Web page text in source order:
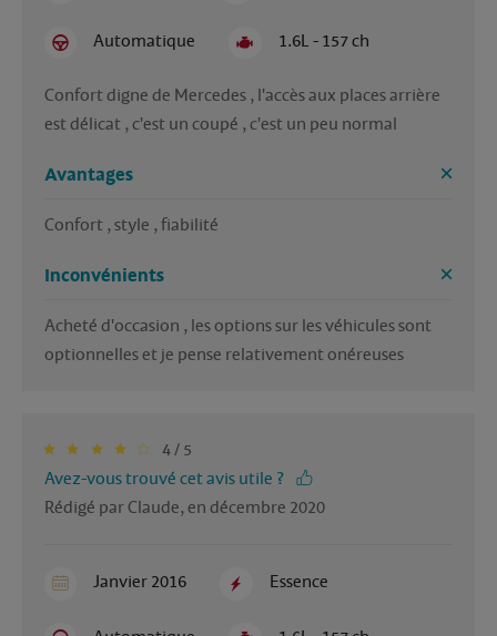
Automatique 1.6L - 157 ch
Confort digne de Mercedes , l'accès aux places arrière
est délicat , c'est un coupé , c'est un peu normal
Avantages
Confort , style , fiabilité
Inconvénients
Acheté d'occasion , les options sur les véhicules sont
optionnelles et je pense relativement onéreuses
4 / 5
Avez-vous trouvé cet avis utile ?
Rédigé par Claude, en décembre 2020
Janvier 2016 Essence